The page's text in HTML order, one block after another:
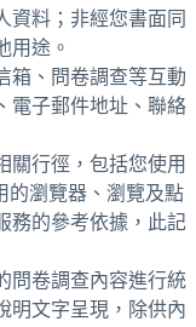
資料；非經您書面同
用途。
箱、問卷調查等互動
電子郵件地址、聯絡
關行徑，包括您使用
的瀏覽器、瀏覽及點
務的參考依據，此記
問卷調查內容進行統
明文字呈現，除供內